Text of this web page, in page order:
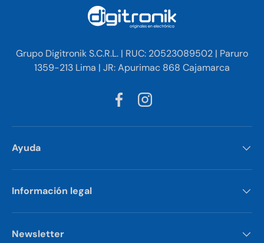
Grupo Digitronik S.C.R.L. | RUC: 20523089502 | Paruro
1359-213 Lima | JR: Apurimac 868 Cajamarca
FacebookInstagram
Ayuda
Información legal
Newsletter